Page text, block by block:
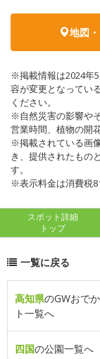
地図
※掲載情報は2024年
容が変更となってい
ください。
※自然災害の影響や
営業時間、植物の開
※掲載されている画
き、提供されたもの
す。
※表示料金は消費税8
スポット詳細
トップ
一覧に戻る
高知県のGWおで
ト一覧へ
四国の公園一覧へ